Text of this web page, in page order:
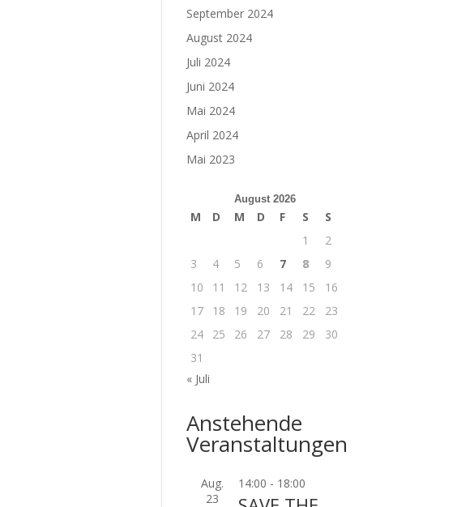
September 2024
August 2024
Juli 2024
Juni 2024
Mai 2024
April 2024
Mai 2023
August 2026
M D M D F S
S
1
2
3
4 5 6 7 8
9
10
11 12 13 14 15
16
17
18 19 20 21 22
23
24
25 26 27 28 29
30
31
« Juli
Anstehende
Veranstaltungen
Aug.
23
14:00 - 18:00